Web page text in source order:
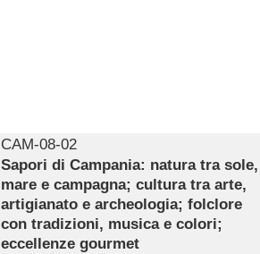
CAM-08-02
Sapori di Campania: natura tra sole,
mare e campagna; cultura tra arte,
artigianato e archeologia; folclore
con tradizioni, musica e colori;
eccellenze gourmet